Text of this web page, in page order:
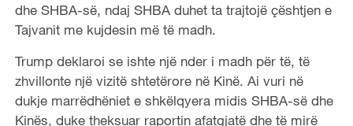
dhe SHBA-së, ndaj SHBA duhet ta trajtojë çështjen e
Tajvanit me kujdesin më të madh.
Trump deklaroi se ishte një nder i madh për të, të
zhvillonte një vizitë shtetërore në Kinë. Ai vuri në
dukje marrëdhëniet e shkëlqyera midis SHBA-së dhe
Kinës, duke theksuar raportin afatgjatë dhe të mirë